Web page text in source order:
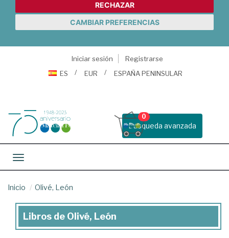
RECHAZAR
CAMBIAR PREFERENCIAS
Iniciar sesión
Registrarse
ES
EUR ESPAÑA PENINSULAR
Busqueda avanzada
0
Toggle navigation
Inicio Olivé, León
Libros
Libros de Olivé, León